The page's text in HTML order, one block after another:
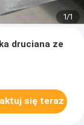
1/1
druciana ze
się teraz